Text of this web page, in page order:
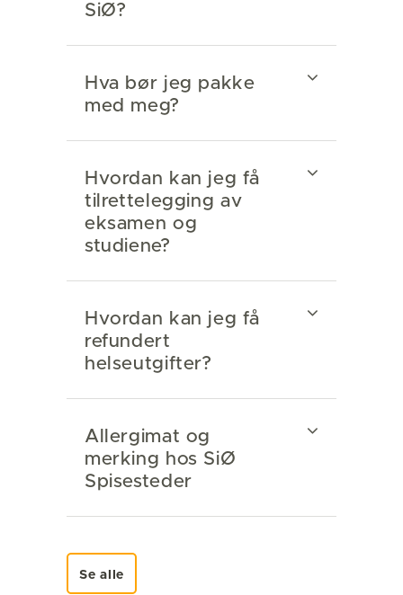
SiØ?
Hva bør jeg pakke
med meg?
Hvordan kan jeg få
tilrettelegging av
eksamen og
studiene?
Hvordan kan jeg få
refundert
helseutgifter?
Allergimat og
merking hos SiØ
Spisesteder
Se alle